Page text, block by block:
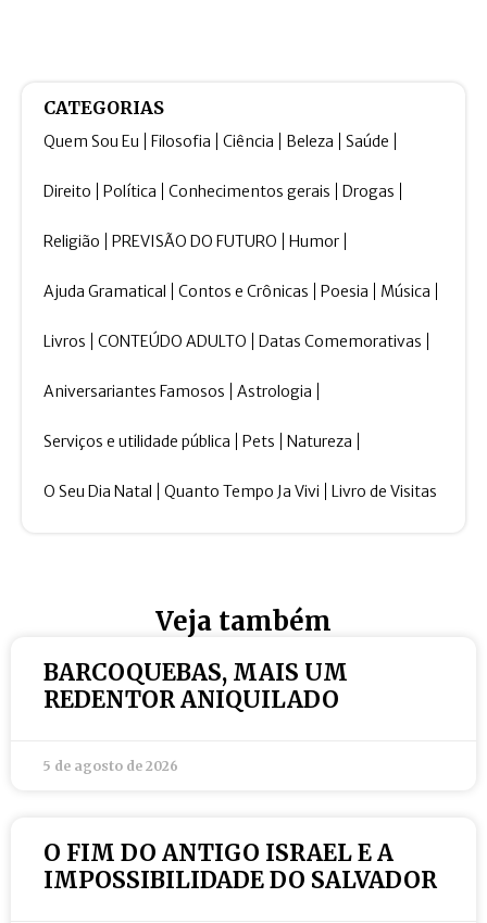
CATEGORIAS
Quem Sou Eu Filosofia Ciência Beleza Saúde
Direito Política Conhecimentos gerais Drogas
Religião PREVISÃO DO FUTURO Humor
Ajuda Gramatical Contos e Crônicas Poesia Música
Livros CONTEÚDO ADULTO Datas Comemorativas
Aniversariantes Famosos Astrologia
Serviços e utilidade pública Pets Natureza
O Seu Dia Natal Quanto Tempo Ja Vivi Livro de Visitas
Veja também
BARCOQUEBAS, MAIS UM
REDENTOR ANIQUILADO
5 de agosto de 2026
O FIM DO ANTIGO ISRAEL E A
IMPOSSIBILIDADE DO SALVADOR